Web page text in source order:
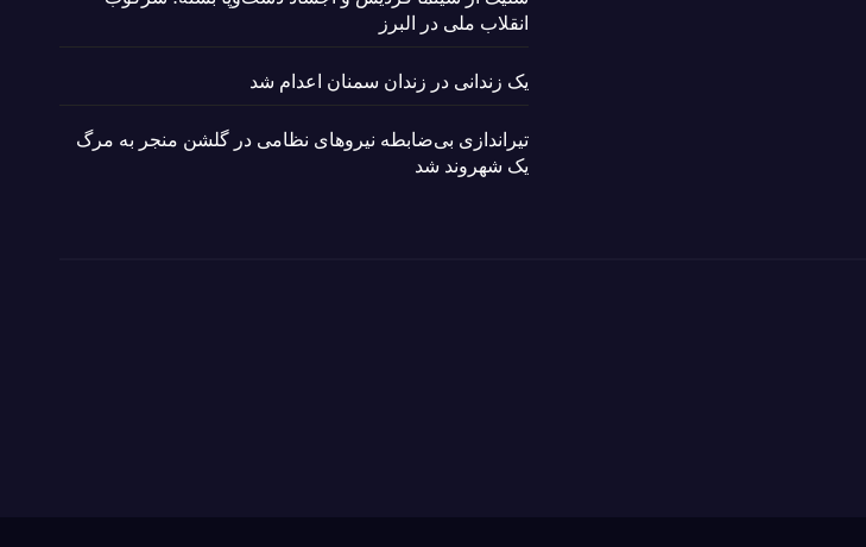
انقلاب ملی در البرز
یک زندانی در زندان سمنان اعدام شد
تیراندازی بی‌ضابطه نیروهای نظامی در گلشن منجر به مرگ
یک شهروند شد